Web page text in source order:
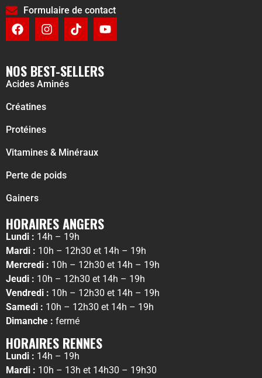
Formulaire de contact
NOS BEST-SELLERS
Acides Aminés
Créatines
Protéines
Vitamines & Minéraux
Perte de poids
Gainers
HORAIRES ANGERS
Lundi : 14h – 19h
Mardi : 10h – 12h30 et 14h – 19h
Mercredi : 10h – 12h30 et 14h – 19h
Jeudi : 10h – 12h30 et 14h – 19h
Vendredi : 10h – 12h30 et 14h – 19h
Samedi : 10h – 12h30 et 14h – 19h
Dimanche : fermé
HORAIRES RENNES
Lundi : 14h – 19h
Mardi : 10h – 13h et 14h30 – 19h30